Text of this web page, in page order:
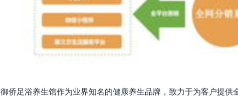
御侨足浴养生馆作为业界知名的健康养生品牌，致力于为客户提